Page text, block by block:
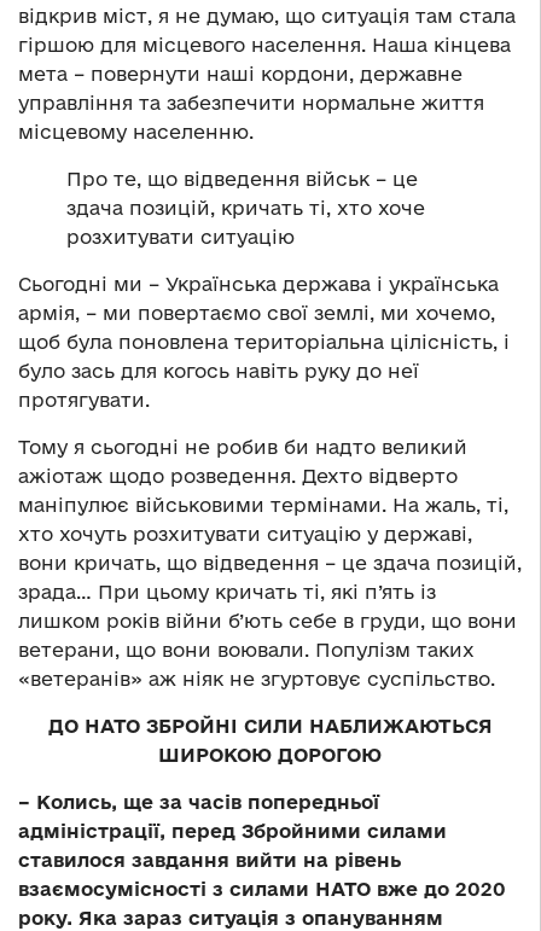
відкрив міст, я не думаю, що ситуація там стала
гіршою для місцевого населення. Наша кінцева
мета – повернути наші кордони, державне
управління та забезпечити нормальне життя
місцевому населенню.
Про те, що відведення військ – це
здача позицій, кричать ті, хто хоче
розхитувати ситуацію
Сьогодні ми – Українська держава і українська
армія, – ми повертаємо свої землі, ми хочемо,
щоб була поновлена територіальна цілісність, і
було зась для когось навіть руку до неї
протягувати.
Тому я сьогодні не робив би надто великий
ажіотаж щодо розведення. Дехто відверто
маніпулює військовими термінами. На жаль, ті,
хто хочуть розхитувати ситуацію у державі,
вони кричать, що відведення – це здача позицій,
зрада… При цьому кричать ті, які п’ять із
лишком років війни б’ють себе в груди, що вони
ветерани, що вони воювали. Популізм таких
«ветеранів» аж ніяк не згуртовує суспільство.
ДО НАТО ЗБРОЙНІ СИЛИ НАБЛИЖАЮТЬСЯ
ШИРОКОЮ ДОРОГОЮ
– Колись, ще за часів попередньої
адміністрації, перед Збройними силами
ставилося завдання вийти на рівень
взаємосумісності з силами НАТО вже до 2020
року. Яка зараз ситуація з опануванням